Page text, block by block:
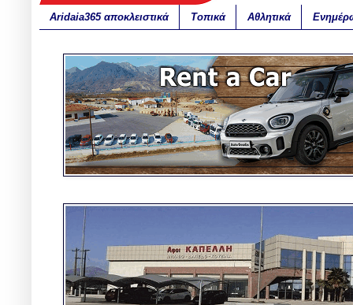
Aridaia365 αποκλειστικά Τοπικά Αθλητικά